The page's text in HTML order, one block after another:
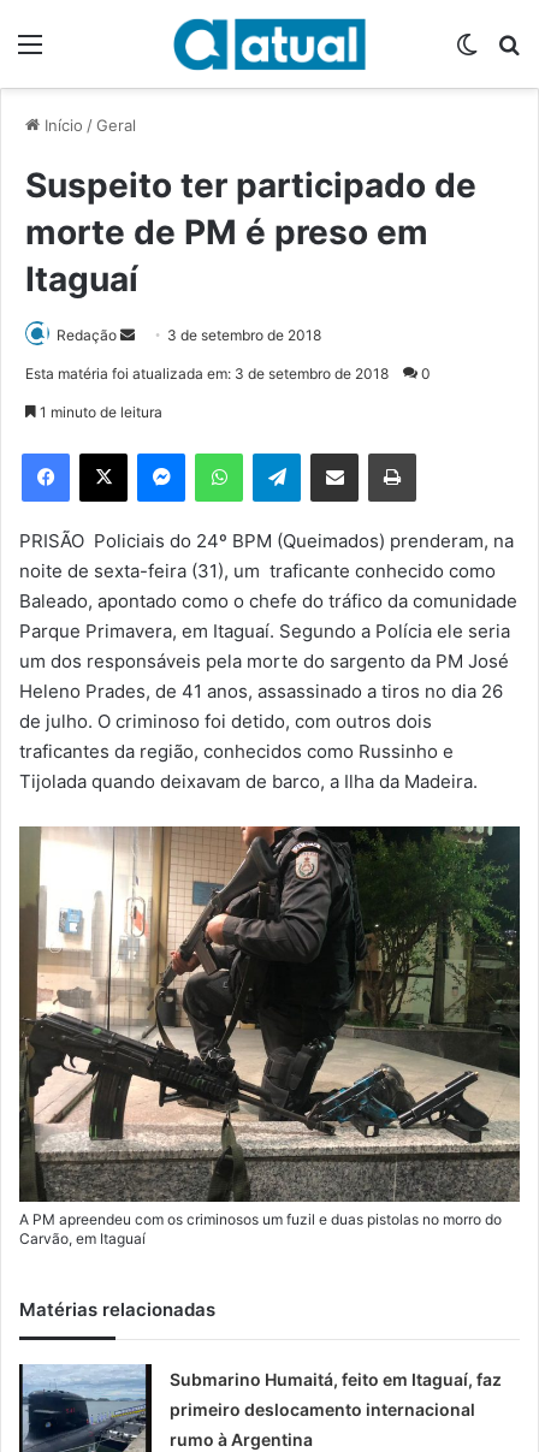
Início /Geral
Suspeito ter participado de
morte de PM é preso em
Itaguaí
Redação
d
e
m
e
-
m
a
3 de setembro de 2018
Esta matéria foi atualizada em: 3 de setembro de 2018 0
1 minuto de leitura
Telegram
PRISÃO Policiais do 24º BPM (Queimados) prenderam, na
noite de sexta-feira (31), um traficante conhecido como
Baleado, apontado como o chefe do tráfico da comunidade
Parque Primavera, em Itaguaí. Segundo a Polícia ele seria
um dos responsáveis pela morte do sargento da PM José
Heleno Prades, de 41 anos, assassinado a tiros no dia 26
de julho. O criminoso foi detido, com outros dois
traficantes da região, conhecidos como Russinho e
Tijolada quando deixavam de barco, a Ilha da Madeira.
A PM apreendeu com os criminosos um fuzil e duas pistolas no morro do
Carvão, em Itaguaí
Matérias relacionadas
Submarino Humaitá, feito em Itaguaí, faz
primeiro deslocamento internacional
rumo à Argentina